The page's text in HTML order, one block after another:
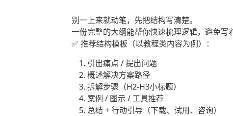
别一上来就动笔，先把结构写清楚。
一份完整的大纲能帮你快速梳理逻辑，避免写
✅ 推荐结构模板（以教程类内容为例）：
引出痛点 / 提出问题
概述解决方案路径
拆解步骤（H2-H3小标题）
案例 / 图示 / 工具推荐
总结 + 行动引导（下载、试用、咨询）